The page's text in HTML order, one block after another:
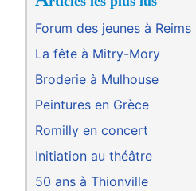
Forum des jeunes à Reims
La fête à Mitry-Mory
Broderie à Mulhouse
Peintures en Grèce
Romilly en concert
Initiation au théâtre
50 ans à Thionville